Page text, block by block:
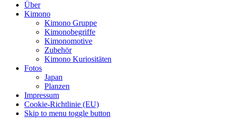
Über
Kimono
Kimono Gruppe
Kimonobegriffe
Kimonomotive
Zubehör
Kimono Kuriositäten
Fotos
Japan
Planzen
Impressum
Cookie-Richtlinie (EU)
Skip to menu toggle button